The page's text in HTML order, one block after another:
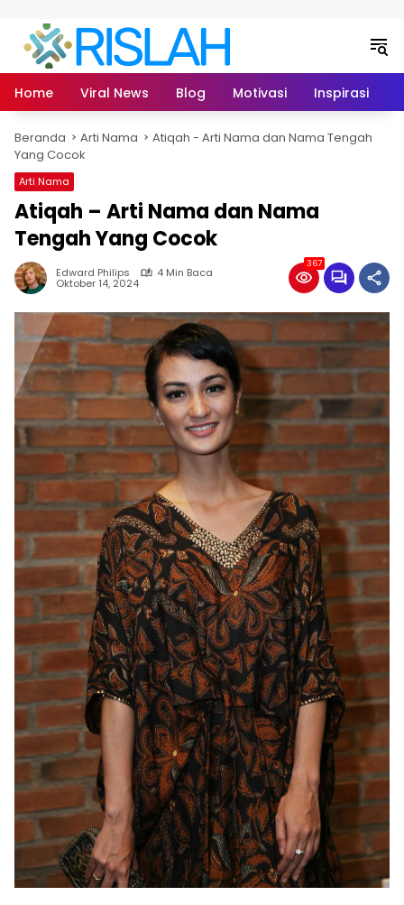
Home Viral News Blog Motivasi Inspirasi
Beranda Arti Nama
Atiqah - Arti Nama dan Nama Tengah
Yang Cocok
Arti Nama
Atiqah – Arti Nama dan Nama
Tengah Yang Cocok
Edward Philips 4 Min Baca
Oktober 14, 2024
367